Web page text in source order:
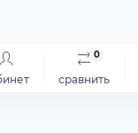
сравнить
0